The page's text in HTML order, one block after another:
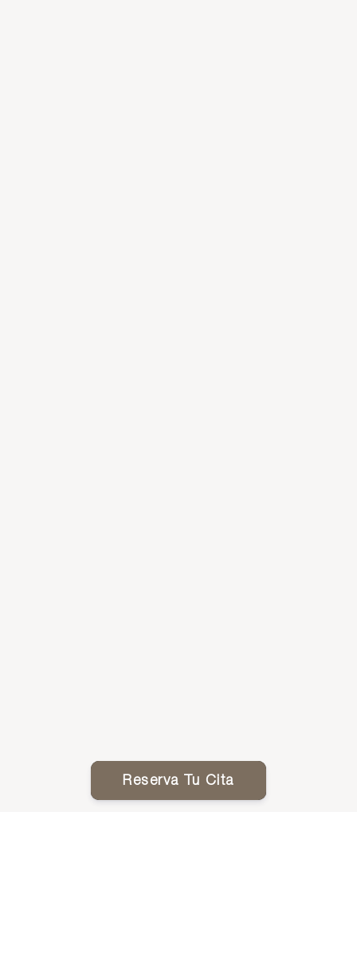
Reserva Tu Cita